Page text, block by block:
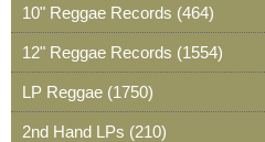
10" Reggae Records (464)
12" Reggae Records (1554)
LP Reggae (1750)
2nd Hand LPs (210)